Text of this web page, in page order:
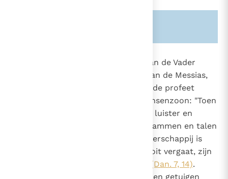
Het zitten aan de rechterhand van de Vader
betekent het begin van het rijk van de Messias,
de vervulling van het visioen van de profeet
Daniël met betrekking tot de Mensenzoon: "Toen
werd Hem heerschappij gegeven, luister en
koninklijke macht; alle volken, stammen en talen
brachten Hem hun hulde. Zijn heerschappij is
een eeuwige heerschappij die nooit vergaat, zijn
(Dan. 7, 14).
Vanaf dit ogenblik zijn de apostelen getuigen